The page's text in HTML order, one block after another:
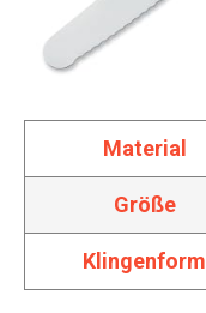
Material
Größe
Klingenform